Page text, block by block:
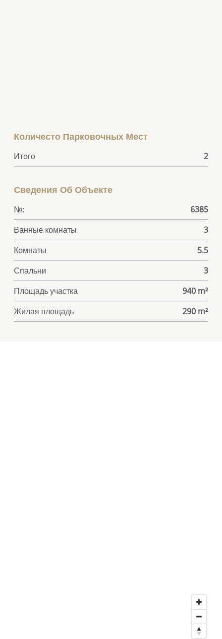
Количесто Парковочных Мест
Итого 2
Сведения Об Объекте
№:
6385
Ванные комнаты
3
Комнаты
5.5
Спальни
3
Площадь участка
940 m²
Жилая площадь
290 m²